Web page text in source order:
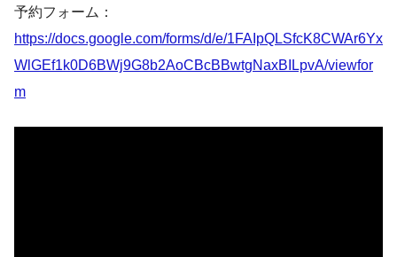
予約フォーム：
https://docs.google.com/forms/d/e/1FAIpQLSfcK8CWAr6Yx
WlGEf1k0D6BWj9G8b2AoCBcBBwtgNaxBILpvA/viewfor
m